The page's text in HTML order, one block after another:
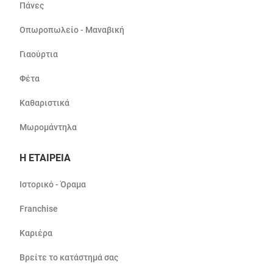
Πάνες
Οπωροπωλείο - Μαναβική
Γιαούρτια
Φέτα
Καθαριστικά
Μωρομάντηλα
Η ΕΤΑΙΡΕΙΑ
Ιστορικό - Όραμα
Franchise
Καριέρα
Βρείτε το κατάστημά σας